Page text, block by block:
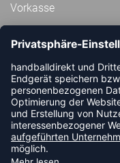
Vorkasse
ABONNIERE JETZT
HANDBALLDIREKT-
NEUIGKEIT ODER